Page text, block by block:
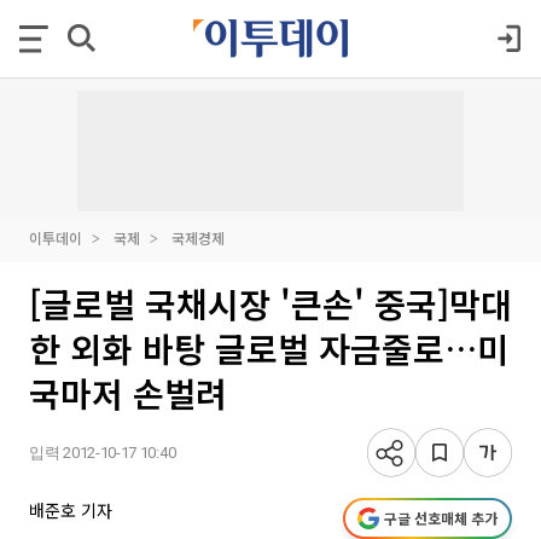
이투데이 국제 국제경제
[글로벌 국채시장 '큰손' 중국]막대
한 외화 바탕 글로벌 자금줄로…미
국마저 손벌려
입력 2012-10-17 10:40
배준호 기자 구글 선호매체 추가